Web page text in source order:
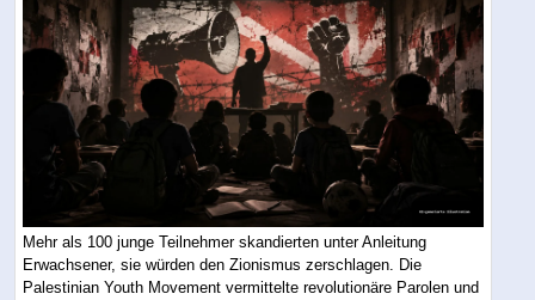
Mehr als 100 junge Teilnehmer skandierten unter Anleitung
Erwachsener, sie würden den Zionismus zerschlagen. Die
Palestinian Youth Movement vermittelte revolutionäre Parolen und